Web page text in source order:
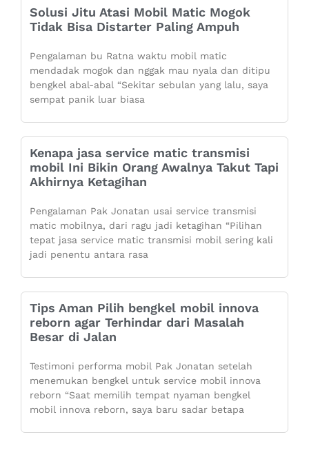
Solusi Jitu Atasi Mobil Matic Mogok
Tidak Bisa Distarter Paling Ampuh
Pengalaman bu Ratna waktu mobil matic
mendadak mogok dan nggak mau nyala dan ditipu
bengkel abal-abal “Sekitar sebulan yang lalu, saya
sempat panik luar biasa
Kenapa jasa service matic transmisi
mobil Ini Bikin Orang Awalnya Takut Tapi
Akhirnya Ketagihan
Pengalaman Pak Jonatan usai service transmisi
matic mobilnya, dari ragu jadi ketagihan “Pilihan
tepat jasa service matic transmisi mobil sering kali
jadi penentu antara rasa
Tips Aman Pilih bengkel mobil innova
reborn agar Terhindar dari Masalah
Besar di Jalan
Testimoni performa mobil Pak Jonatan setelah
menemukan bengkel untuk service mobil innova
reborn “Saat memilih tempat nyaman bengkel
mobil innova reborn, saya baru sadar betapa